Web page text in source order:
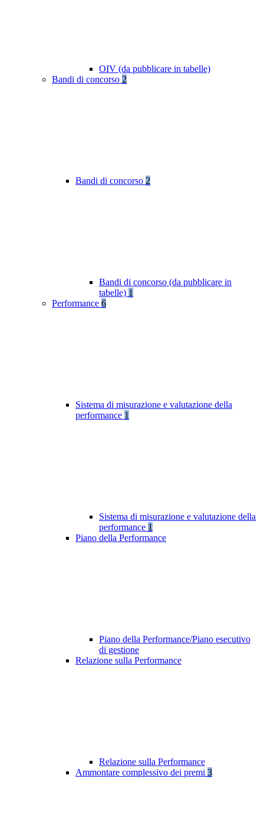
OIV (da pubblicare in tabelle)
Bandi di concorso 2
Bandi di concorso 2
Bandi di concorso (da pubblicare in
tabelle) 1
Performance 6
Sistema di misurazione e valutazione della
performance 1
Sistema di misurazione e valutazione della
performance 1
Piano della Performance
Piano della Performance/Piano esecutivo
di gestione
Relazione sulla Performance
Relazione sulla Performance
Ammontare complessivo dei premi 3